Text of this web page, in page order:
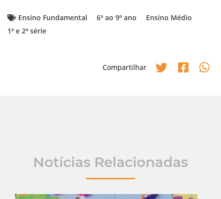
Ensino Fundamental 6º ao 9º ano
Ensino Médio
1ª e 2ª série
Compartilhar
Notícias Relacionadas